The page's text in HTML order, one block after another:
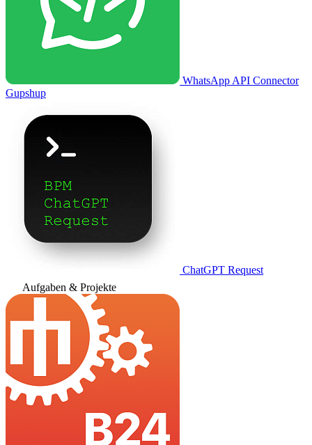
WhatsApp API Connector
Gupshup
ChatGPT Request
Aufgaben & Projekte